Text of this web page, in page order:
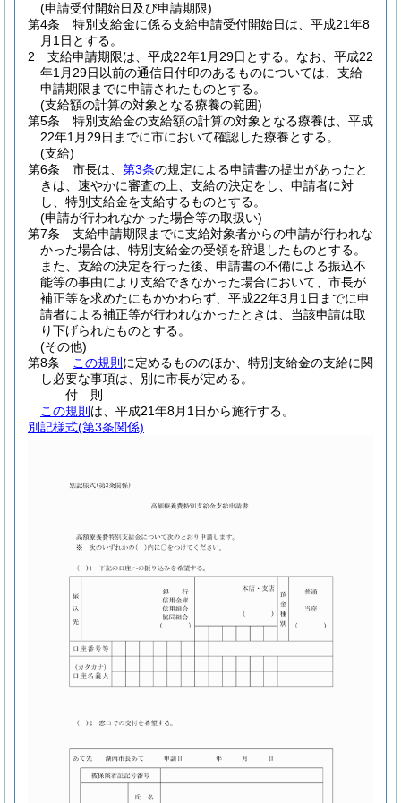
(申請受付開始日及び申請期限)
第4条
特別支給金に係る支給申請受付開始日は、平成21年8
月1日とする。
2
支給申請期限は、平成22年1月29日とする。 なお、平成22
年1月29日以前の通信日付印のあるものについては、支給
申請期限までに申請されたものとする。
(支給額の計算の対象となる療養の範囲)
第5条
特別支給金の支給額の計算の対象となる療養は、平成
22年1月29日までに市において確認した療養とする。
(支給)
第6条
市長は、 第3条の規定による申請書の提出があったと
きは、速やかに審査の上、支給の決定をし、申請者に対
し、特別支給金を支給するものとする。
(申請が行われなかった場合等の取扱い)
第7条
支給申請期限までに支給対象者からの申請が行われな
かった場合は、特別支給金の受領を辞退したものとする。
また、支給の決定を行った後、申請書の不備による振込不
能等の事由により支給できなかった場合において、市長が
補正等を求めたにもかかわらず、平成22年3月1日までに申
請者による補正等が行われなかったときは、当該申請は取
り下げられたものとする。
(その他)
第8条
この規則 に定めるもののほか、特別支給金の支給に関
し必要な事項は、別に市長が定める。
付 則
この規則 は、平成21年8月1日から施行する。
別記様式(第3条関係)